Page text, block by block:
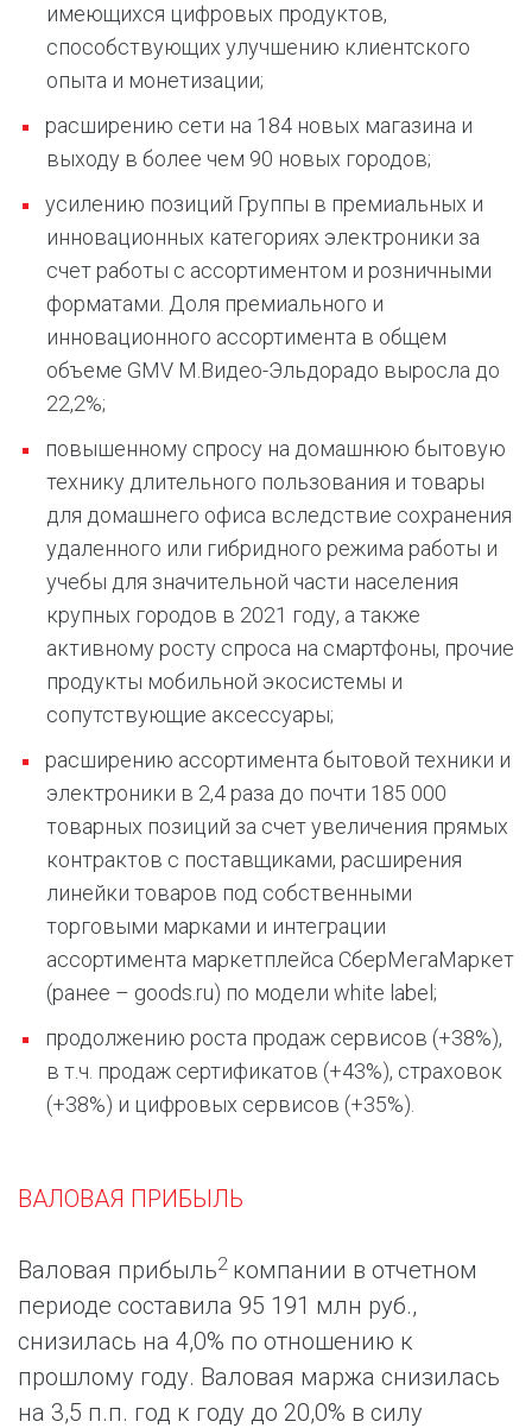
имеющихся цифровых продуктов,
способствующих улучшению клиентского
опыта и монетизации;
расширению сети на 184 новых магазина и
выходу в более чем 90 новых городов;
усилению позиций Группы в премиальных и
инновационных категориях электроники за
счет работы с ассортиментом и розничными
форматами. Доля премиального и
инновационного ассортимента в общем
объеме GMV М.Видео-Эльдорадо выросла до
22,2%;
повышенному спросу на домашнюю бытовую
технику длительного пользования и товары
для домашнего офиса вследствие сохранения
удаленного или гибридного режима работы и
учебы для значительной части населения
крупных городов в 2021 году, а также
активному росту спроса на смартфоны, прочие
продукты мобильной экосистемы и
сопутствующие аксессуары;
расширению ассортимента бытовой техники и
электроники в 2,4 раза до почти 185 000
товарных позиций за счет увеличения прямых
контрактов с поставщиками, расширения
линейки товаров под собственными
торговыми марками и интеграции
ассортимента маркетплейса СберМегаМаркет
(ранее – goods.ru) по модели white label;
продолжению роста продаж сервисов (+38%),
в т.ч. продаж сертификатов (+43%), страховок
(+38%) и цифровых сервисов (+35%).
ВАЛОВАЯ ПРИБЫЛЬ
Валовая прибыль2компании в отчетном
периоде составила 95 191 млн руб.,
снизилась на 4,0% по отношению к
прошлому году. Валовая маржа снизилась
на 3,5 п.п. год к году до 20,0% в силу